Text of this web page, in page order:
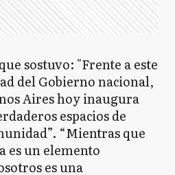
sostuvo: "Frente a este
del Gobierno nacional,
Aires hoy inaugura
espacios de
“Mientras que
es un elemento
es una